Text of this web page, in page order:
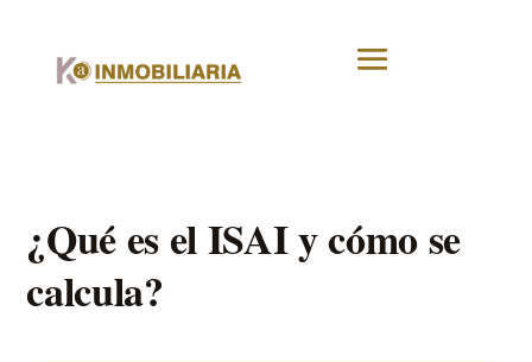
¿Qué es el ISAI y cómo se
calcula?